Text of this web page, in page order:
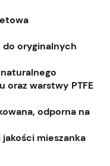
oryginalnych
oraz warstwy PTFE
odporna na
mieszanka